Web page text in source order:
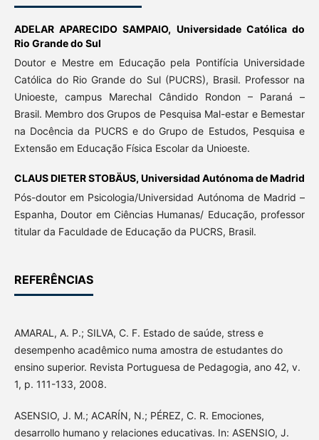
ADELAR APARECIDO SAMPAIO, Universidade Católica do
Rio Grande do Sul
Doutor e Mestre em Educação pela Pontifícia Universidade
Católica do Rio Grande do Sul (PUCRS), Brasil. Professor na
Unioeste, campus Marechal Cândido Rondon – Paraná –
Brasil. Membro dos Grupos de Pesquisa Mal-estar e Bemestar
na Docência da PUCRS e do Grupo de Estudos, Pesquisa e
Extensão em Educação Física Escolar da Unioeste.
CLAUS DIETER STOBÄUS, Universidad Autónoma de Madrid
Pós-doutor em Psicologia/Universidad Autónoma de Madrid –
Espanha, Doutor em Ciências Humanas/ Educação, professor
titular da Faculdade de Educação da PUCRS, Brasil.
REFERÊNCIAS
AMARAL, A. P.; SILVA, C. F. Estado de saúde, stress e
desempenho acadêmico numa amostra de estudantes do
ensino superior. Revista Portuguesa de Pedagogia, ano 42, v.
1, p. 111-133, 2008.
ASENSIO, J. M.; ACARÍN, N.; PÉREZ, C. R. Emociones,
desarrollo humano y relaciones educativas. In: ASENSIO, J.